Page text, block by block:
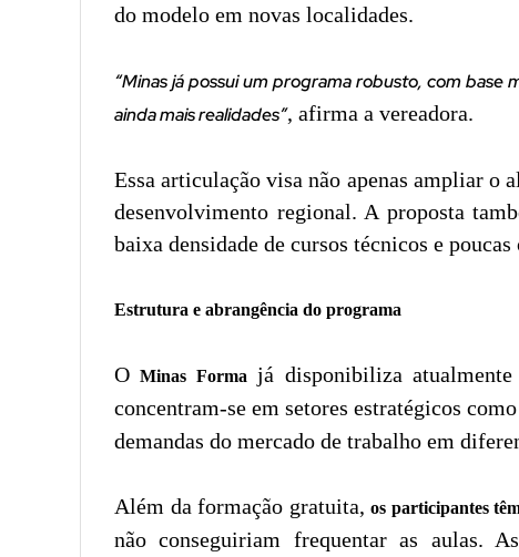
do modelo em novas localidades.
“Minas já possui um programa robusto, com
ainda mais realidades”, afirma a vereadora.
Essa articulação visa não apenas ampliar o
desenvolvimento regional. A proposta
baixa densidade de cursos técnicos e
Estrutura e abrangência do programa
OMinas Forma já disponibiliza
concentram-se em setores estratégicos
demandas do mercado de trabalho em
Além da formação gratuita,os participantes
não conseguiriam frequentar as aulas.